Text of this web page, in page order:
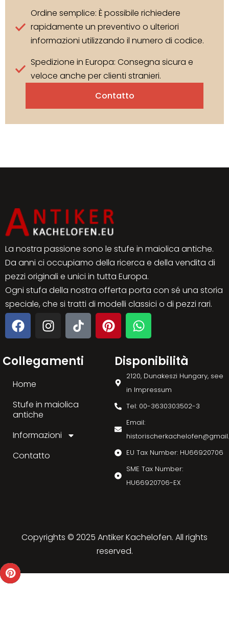
Ordine semplice: È possibile richiedere
rapidamente un preventivo o ulteriori
informazioni utilizzando il numero di codice.
Spedizione in Europa: Consegna sicura e
veloce anche per clienti stranieri.
Contatto
La nostra passione sono le stufe in maiolica antiche.
Da anni ci occupiamo della ricerca e della vendita di
pezzi originali e unici in tutta Europa.
Ogni stufa della nostra offerta porta con sé una storia
speciale, che si tratti di modelli classici o di pezzi rari.
Collegamenti
Home
Stufe in maiolica
antiche
Informazioni
Contatto
Disponibilità
2120, Dunakeszi Hungary, see
in Impressum
Tel: 00-3630303502-3
Email:
EU Tax Number: HU66920706
SME Tax Number:
HU66920706-EX
Copyrights © 2025 Antiker Kachelofen. All rights
reserved.